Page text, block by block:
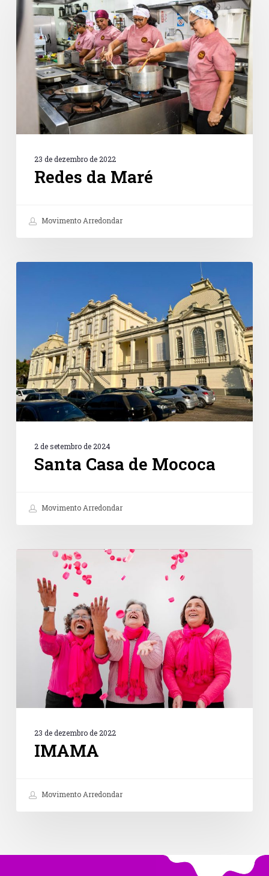
Maré
23 de dezembro de 2022
Redes da Maré
Movimento Arredondar
Santa
2 de setembro de 2024
Santa Casa de Mococa
Movimento Arredondar
IMAMA
23 de dezembro de 2022
IMAMA
Movimento Arredondar